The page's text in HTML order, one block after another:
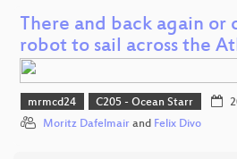
There and back again or
robot to sail across the
mrmcd24 C205 - Ocean Starr
Moritz Dafelmair and Felix Divo